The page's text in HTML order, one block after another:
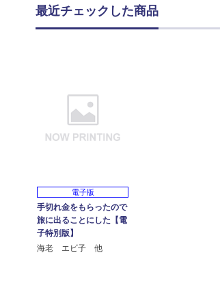
最近チェックした商品
電子版
手切れ金をもらったので
旅に出ることにした【電
子特別版】
海老 エビ子 他